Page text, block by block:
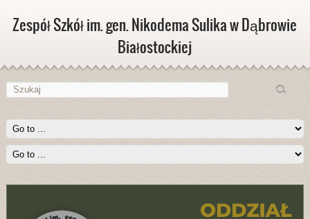
Zespół Szkół im. gen. Nikodema Sulika w Dąbrowie
Białostockiej